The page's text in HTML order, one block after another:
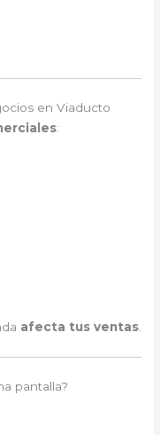
en Viaducto
:
afecta tus ventas.
pantalla?